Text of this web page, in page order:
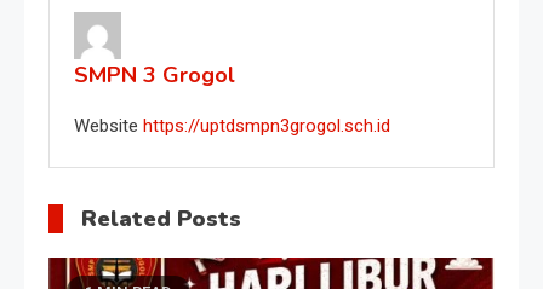
SMPN 3 Grogol
Website https://uptdsmpn3grogol.sch.id
Related Posts